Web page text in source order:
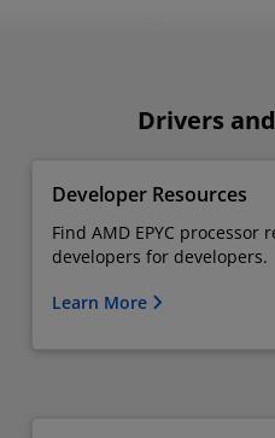
Drivers
Developer Resources
Find AMD EPYC processor
developers for developers.
Learn More